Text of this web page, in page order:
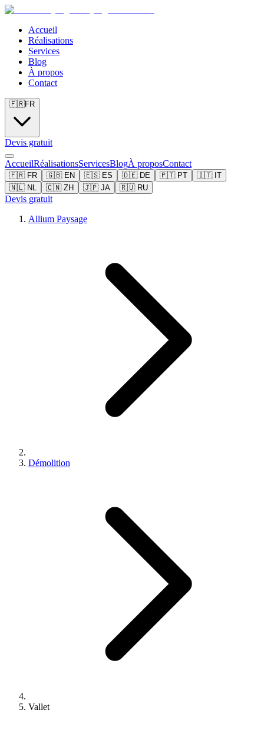
Accueil
Réalisations
Services
Blog
À propos
Contact
🇫🇷FR
Devis gratuit
AccueilRéalisationsServicesBlogÀ proposContact
🇫🇷 FR 🇬🇧 EN 🇪🇸 ES 🇩🇪 DE 🇵🇹 PT 🇮🇹 IT
🇳🇱 NL 🇨🇳 ZH 🇯🇵 JA 🇷🇺 RU
Devis gratuit
Allium Paysage
Démolition
Vallet